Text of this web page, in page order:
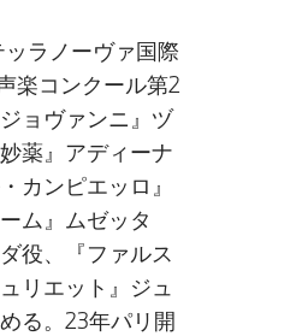
ラノーヴァ国際
楽コンクール第2
ョヴァンニ』ヅ
薬』アディーナ
カンピエッロ』
ム』ムゼッタ
役、『ファルス
リエット』ジュ
る。23年パリ開